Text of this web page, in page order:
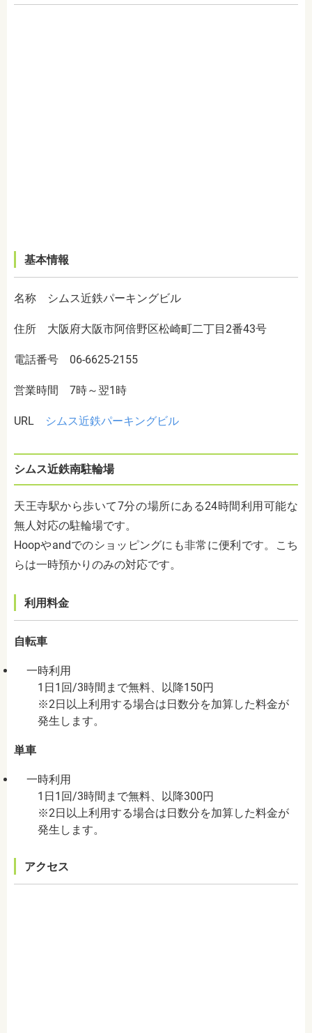
基本情報
名称 シムス近鉄パーキングビル
住所 大阪府大阪市阿倍野区松崎町二丁目2番43号
電話番号 06-6625-2155
営業時間 7時～翌1時
URL シムス近鉄パーキングビル
シムス近鉄南駐輪場
天王寺駅から歩いて7分の場所にある24時間利用可能な
無人対応の駐輪場です。
Hoopやandでのショッピングにも非常に便利です。こち
らは一時預かりのみの対応です。
利用料金
自転車
一時利用
1日1回/3時間まで無料、以降150円
※2日以上利用する場合は日数分を加算した料金が
発生します。
単車
一時利用
1日1回/3時間まで無料、以降300円
※2日以上利用する場合は日数分を加算した料金が
発生します。
アクセス